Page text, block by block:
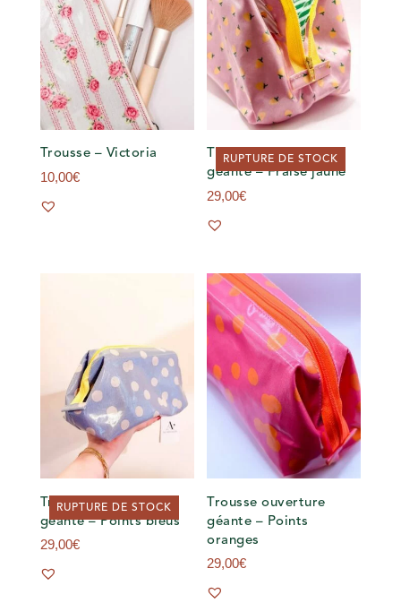
Trousse – Victoria
10,00€
RUPTURE DE STOCK
Trousse ouverture
géante – Fraise jaune
29,00€
RUPTURE DE STOCK
Trousse ouverture
géante – Points bleus
29,00€
Trousse ouverture
géante – Points
oranges
29,00€